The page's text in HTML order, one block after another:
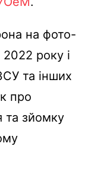
на фото-
року і
та інших
про
та зйомку